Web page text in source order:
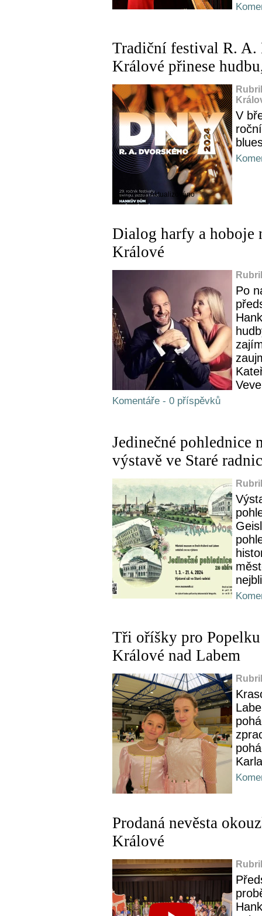
Tradiční festival R. A.
Králové přinese
Aktualizováno
V
Dialog harfy a hoboje
Králové
Po
Komentáře - 0 příspěvků
Jedinečné pohlednice
výstavě ve Staré
Tři oříšky pro
Králové nad Labem
Prodaná nevěsta
Králové